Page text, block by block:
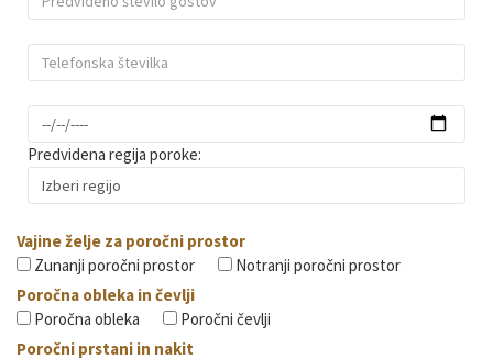
Predvidena regija poroke:
Vajine želje za poročni prostor
Zunanji poročni prostor
Notranji poročni prostor
Poročna obleka in čevlji
Poročna obleka
Poročni čevlji
Poročni prstani in nakit